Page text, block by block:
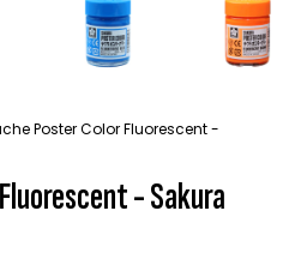
Poster Color Fluorescent -
- Sakura